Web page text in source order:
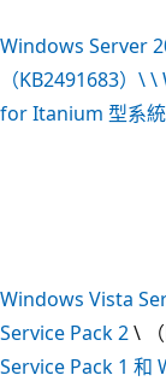
Windows Server
（KB2491683）\ \
for Itanium 型系統
Windows Vista
Service Pack 2\
Service Pack 1 和